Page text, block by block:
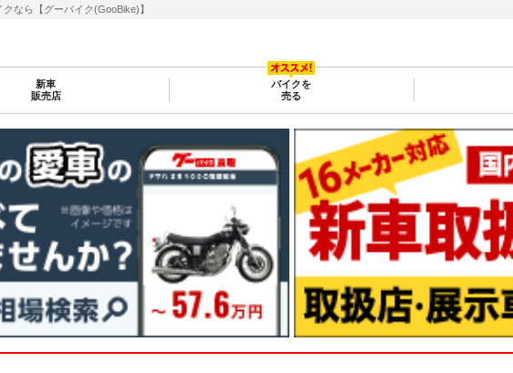
なら【グーバイク(GooBike)】
新車
販売店
バイクを
売る